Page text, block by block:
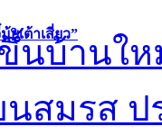
เต้าเสี่ยว”
นบ้านให
สมรส ป